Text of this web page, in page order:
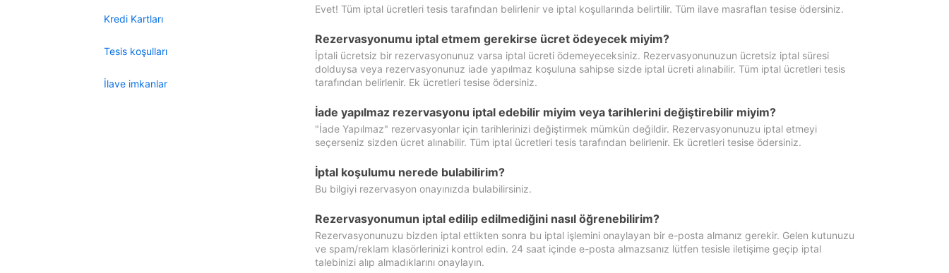
Kredi Kartları
Tesis koşulları
İlave imkanlar
Evet! Tüm iptal ücretleri tesis tarafından belirlenir ve iptal koşullarında belirtilir. Tüm ilave masrafları tesise ödersiniz.
Rezervasyonumu iptal etmem gerekirse ücret ödeyecek miyim?
İptali ücretsiz bir rezervasyonunuz varsa iptal ücreti ödemeyeceksiniz. Rezervasyonunuzun ücretsiz iptal süresi
dolduysa veya rezervasyonunuz iade yapılmaz koşuluna sahipse sizde iptal ücreti alınabilir. Tüm iptal ücretleri tesis
tarafından belirlenir. Ek ücretleri tesise ödersiniz.
İade yapılmaz rezervasyonu iptal edebilir miyim veya tarihlerini değiştirebilir miyim?
"İade Yapılmaz" rezervasyonlar için tarihlerinizi değiştirmek mümkün değildir. Rezervasyonunuzu iptal etmeyi
seçerseniz sizden ücret alınabilir. Tüm iptal ücretleri tesis tarafından belirlenir. Ek ücretleri tesise ödersiniz.
İptal koşulumu nerede bulabilirim?
Bu bilgiyi rezervasyon onayınızda bulabilirsiniz.
Rezervasyonumun iptal edilip edilmediğini nasıl öğrenebilirim?
Rezervasyonunuzu bizden iptal ettikten sonra bu iptal işlemini onaylayan bir e-posta almanız gerekir. Gelen kutunuzu
ve spam/reklam klasörlerinizi kontrol edin. 24 saat içinde e-posta almazsanız lütfen tesisle iletişime geçip iptal
talebinizi alıp almadıklarını onaylayın.